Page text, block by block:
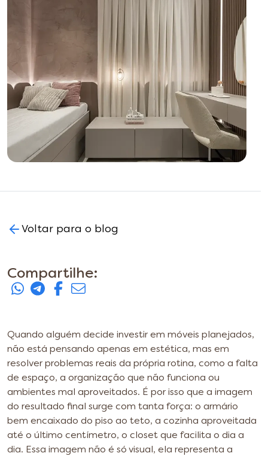
Voltar para o blog
Compartilhe:
Quando alguém decide investir em móveis planejados,
não está pensando apenas em estética, mas em
resolver problemas reais da própria rotina, como a falta
de espaço, a organização que não funciona ou
ambientes mal aproveitados. É por isso que a imagem
do resultado final surge com tanta força: o armário
bem encaixado do piso ao teto, a cozinha aproveitada
até o último centímetro, o closet que facilita o dia a
dia. Essa imagem não é só visual, ela representa a